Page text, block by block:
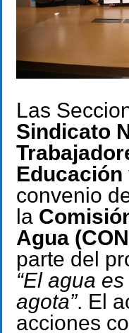
Las
Sindicato
Educación
convenio
la
Agua
parte del
“El agua
agota”. El
acciones